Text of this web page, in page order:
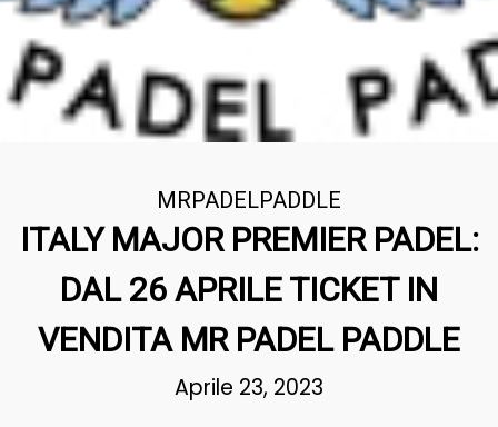
MRPADELPADDLE
ITALY MAJOR PREMIER PADEL:
DAL 26 APRILE TICKET IN
VENDITA MR PADEL PADDLE
Aprile 23, 2023